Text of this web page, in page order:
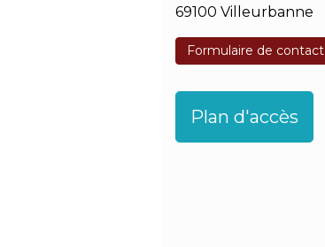
69100 Villeurbanne
Formulaire de contact
Plan d'accès